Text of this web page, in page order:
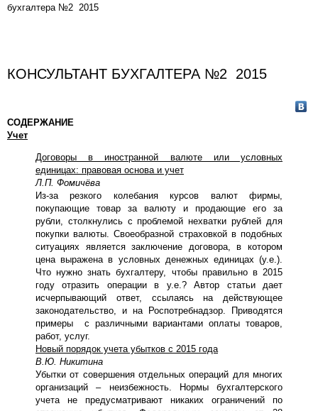
бухгалтера №2 2015
КОНСУЛЬТАНТ БУХГАЛТЕРА №2 2015
СОДЕРЖАНИЕ
Учет
Договоры в иностранной валюте или условных
единицах: правовая основа и учет
Л.П. Фомичёва
Из-за резкого колебания курсов валют фирмы,
покупающие товар за валюту и продающие его за
рубли, столкнулись с проблемой нехватки рублей для
покупки валюты. Своеобразной страховкой в подобных
ситуациях является заключение договора, в котором
цена выражена в условных денежных единицах (у.е.).
Что нужно знать бухгалтеру, чтобы правильно в 2015
году отразить операции в у.е.? Автор статьи дает
исчерпывающий ответ, ссылаясь на действующее
законодательство, и на Роспотребнадзор. Приводятся
примеры с различными вариантами оплаты товаров,
работ, услуг.
Новый порядок учета убытков с 2015 года
В.Ю. Никитина
Убытки от совершения отдельных операций для многих
организаций – неизбежность. Нормы бухгалтерского
учета не предусматривают никаких ограничений по